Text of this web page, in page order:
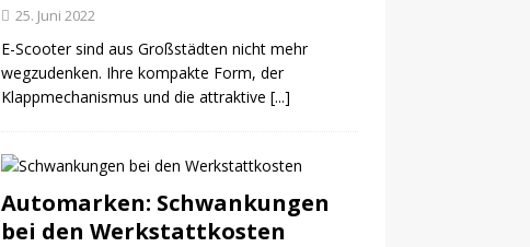
25. Juni 2022
E-Scooter sind aus Großstädten nicht mehr
wegzudenken. Ihre kompakte Form, der
Klappmechanismus und die attraktive [...]
Automarken: Schwankungen
bei den Werkstattkosten